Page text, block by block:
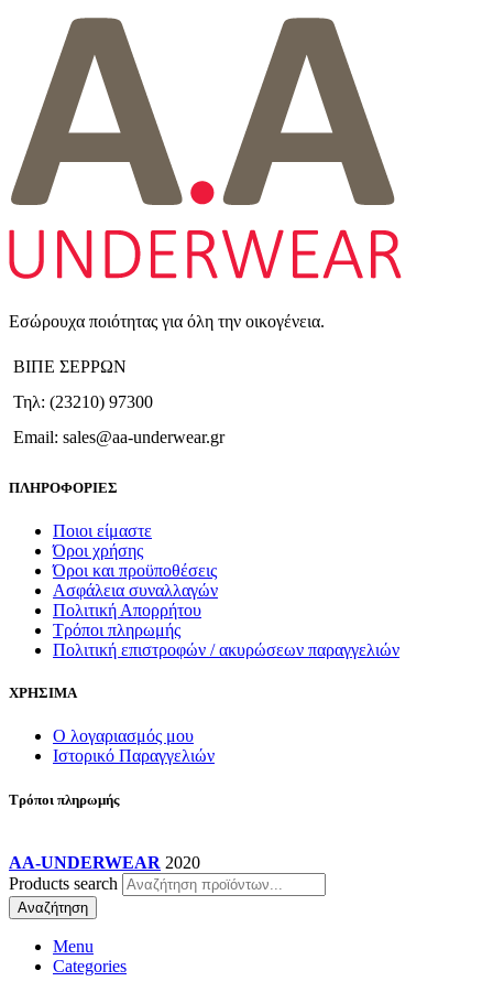
Εσώρουχα ποιότητας για όλη την οικογένεια.
ΒΙΠΕ ΣΕΡΡΩΝ
Τηλ: (23210) 97300
Email: sales@aa-underwear.gr
ΠΛΗΡΟΦΟΡΙΕΣ
Ποιοι είμαστε
Όροι χρήσης
Όροι και προϋποθέσεις
Ασφάλεια συναλλαγών
Πολιτική Απορρήτου
Τρόποι πληρωμής
Πολιτική επιστροφών / ακυρώσεων παραγγελιών
ΧΡΗΣΙΜΑ
Ο λογαριασμός μου
Ιστορικό Παραγγελιών
Τρόποι πληρωμής
AA-UNDERWEAR 2020
Products search
Αναζήτηση
Menu
Categories